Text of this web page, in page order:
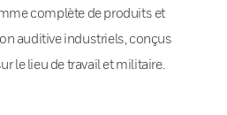
complète de produits et
auditive industriels, conçus
le lieu de travail et militaire.